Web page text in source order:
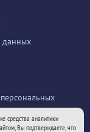
данных
средства аналитики
Вы подтверждаете, что